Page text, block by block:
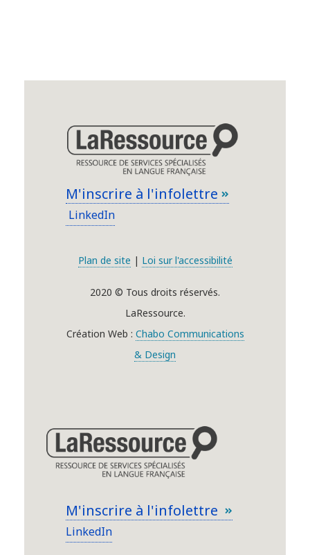
M'inscrire à l'infolettre
LinkedIn
Plan de site | Loi sur l'accessibilité
2020 © Tous droits réservés.
LaRessource.
Création Web : Chabo Communications
& Design
M'inscrire à l'infolettre
LinkedIn